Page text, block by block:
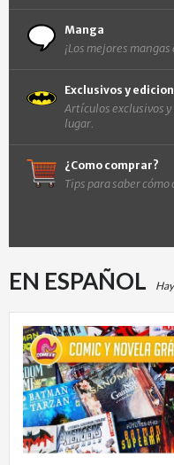
Manga
¡Los mejores
Exclusivos y
Artículos exclusivos
lugar.
¿Como comprar?
Tips para saber
EN ESPAÑOL